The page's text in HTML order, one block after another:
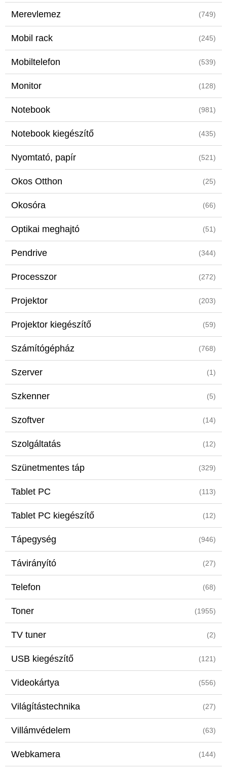
Merevlemez (749)
Mobil rack (245)
Mobiltelefon (539)
Monitor (128)
Notebook (981)
Notebook kiegészítő (435)
Nyomtató, papír (521)
Okos Otthon (25)
Okosóra (66)
Optikai meghajtó (51)
Pendrive (344)
Processzor (272)
Projektor (203)
Projektor kiegészítő (59)
Számítógépház (768)
Szerver (1)
Szkenner (5)
Szoftver (14)
Szolgáltatás (12)
Szünetmentes táp (329)
Tablet PC (113)
Tablet PC kiegészítő (12)
Tápegység (946)
Távirányító (27)
Telefon (68)
Toner (1955)
TV tuner (2)
USB kiegészítő (121)
Videokártya (556)
Világítástechnika (27)
Villámvédelem (63)
Webkamera (144)